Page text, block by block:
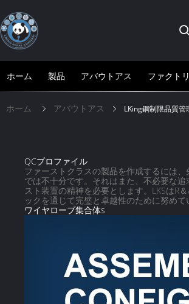
ホーム 製品 アバウトアス ファクト
ホーム アバウトアス LKing鋼制限品質管
QCプロファイル
ファーストクラスの製品を作成するには
では不十分です。それはまた、不必要な
スト装置の精神を必要とします。LKSはR
ックを通じて完璧と卓越性のために努めて
ワイヤロープ集合体s